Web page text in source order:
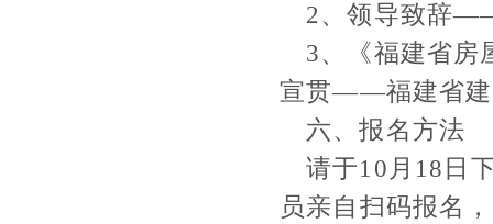
2、领导致辞
3、
《福建省
宣贯——福建省
六、报名方法
请于10 月 18 日
员亲自扫码报名